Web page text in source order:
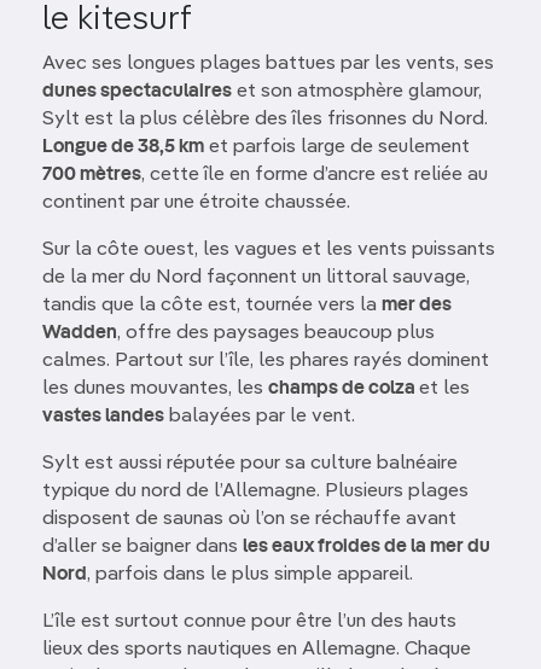
le kitesurf
Avec ses longues plages battues par les vents, ses
dunes spectaculaires et son atmosphère glamour,
Sylt est la plus célèbre des îles frisonnes du Nord.
Longue de 38,5 km et parfois large de seulement
700 mètres, cette île en forme d’ancre est reliée au
continent par une étroite chaussée.
Sur la côte ouest, les vagues et les vents puissants
de la mer du Nord façonnent un littoral sauvage,
tandis que la côte est, tournée vers la mer des
Wadden, offre des paysages beaucoup plus
calmes. Partout sur l’île, les phares rayés dominent
les dunes mouvantes, les champs de colza et les
vastes landes balayées par le vent.
Sylt est aussi réputée pour sa culture balnéaire
typique du nord de l’Allemagne. Plusieurs plages
disposent de saunas où l’on se réchauffe avant
d’aller se baigner dans les eaux froides de la mer du
Nord, parfois dans le plus simple appareil.
L’île est surtout connue pour être l’un des hauts
lieux des sports nautiques en Allemagne. Chaque